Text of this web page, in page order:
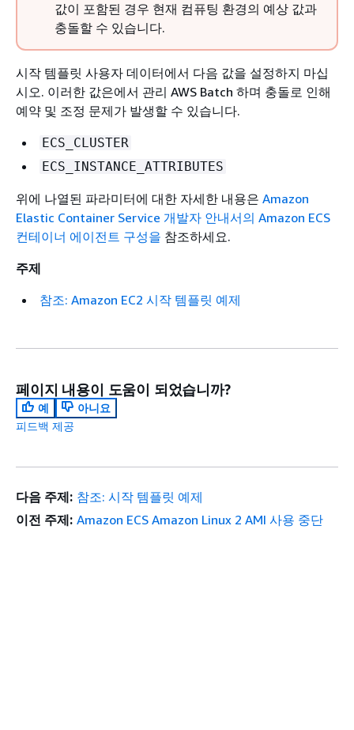
값이 포함된 경우 현재 컴퓨팅 환경의 예상 값과
충돌할 수 있습니다.
시작 템플릿 사용자 데이터에서 다음 값을 설정하지 마십
시오. 이러한 값은에서 관리 AWS Batch 하며 충돌로 인해
예약 및 조정 문제가 발생할 수 있습니다.
ECS_CLUSTER
ECS_INSTANCE_ATTRIBUTES
위에 나열된 파라미터에 대한 자세한 내용은 Amazon
Elastic Container Service 개발자 안내서의 Amazon ECS
컨테이너 에이전트 구성을 참조하세요.
주제
참조: Amazon EC2 시작 템플릿 예제
페이지 내용이 도움이 되었습니까?
예
아니요
피드백 제공
다음 주제: 참조: 시작 템플릿 예제
이전 주제: Amazon ECS Amazon Linux 2 AMI 사용 중단